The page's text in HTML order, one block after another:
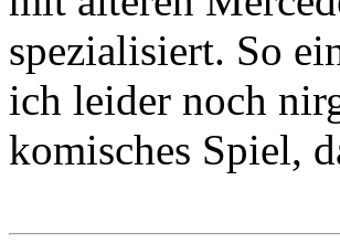
spezialisiert. So
ich leider noch
komisches Spiel,